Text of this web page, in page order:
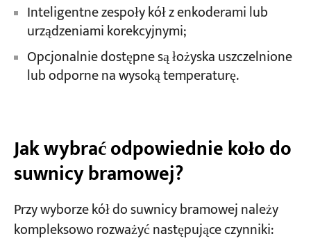
Inteligentne zespoły kół z enkoderami lub
urządzeniami korekcyjnymi;
Opcjonalnie dostępne są łożyska uszczelnione
lub odporne na wysoką temperaturę.
Jak wybrać odpowiednie koło do
suwnicy bramowej?
Przy wyborze kół do suwnicy bramowej należy
kompleksowo rozważyć następujące czynniki: